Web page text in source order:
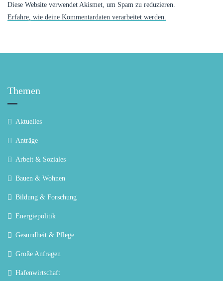
Diese Website verwendet Akismet, um Spam zu reduzieren.
Erfahre, wie deine Kommentardaten verarbeitet werden.
Themen
Aktuelles
Anträge
Arbeit & Soziales
Bauen & Wohnen
Bildung & Forschung
Energiepolitik
Gesundheit & Pflege
Große Anfragen
Hafenwirtschaft